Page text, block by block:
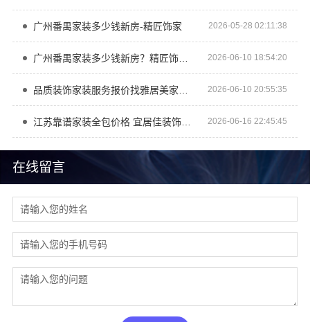
在线留言
广州番禺家装多少钱新房-精匠饰家 2026-05-28 02:11:38
广州番禺家装多少钱新房？精匠饰家高性价比之选 2026-06-10 18:54:20
2026-06-10 20:55:35
江苏靠谱家装全包价格 宜居佳装饰透明报价 2026-06-16 22:45:45